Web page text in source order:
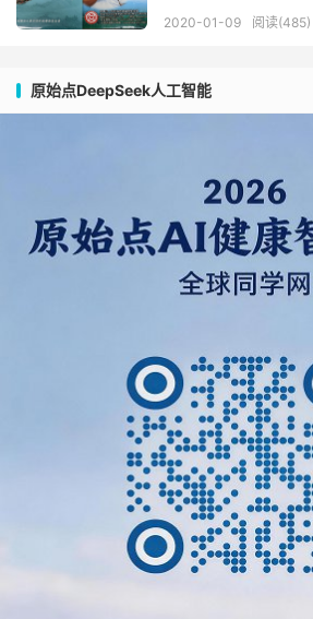
2020-01-09 阅读(485)
原始点DeepSeek人工智能